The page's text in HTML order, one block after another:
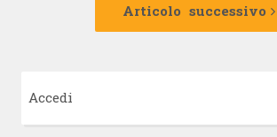
Articolo successivo
Accedi